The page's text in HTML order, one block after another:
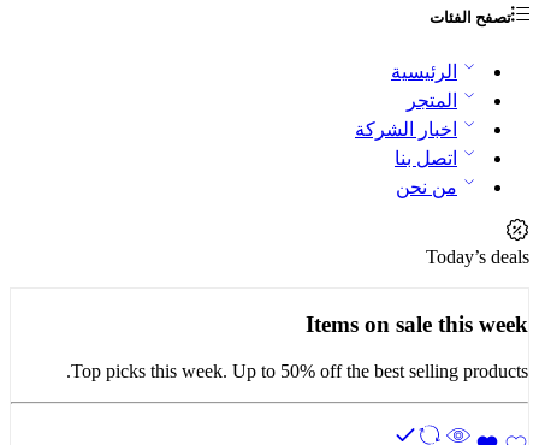
تصفح الفئات
الرئيسية
المتجر
اخبار الشركة
اتصل بنا
من نحن
Today’s deals
Items on sale this week
Top picks this week. Up to 50% off the best selling products.